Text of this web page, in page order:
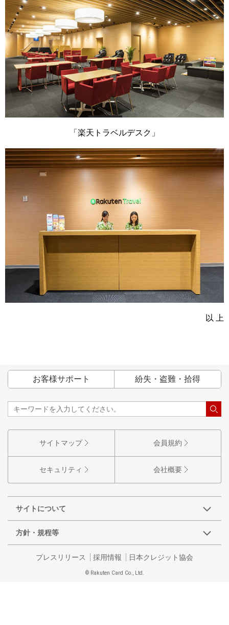
「楽天トラベルデスク」
以 上
お客様サポート 紛失・盗難・拾得
サイトマップ 会員規約
セキュリティ 会社概要
サイトについて
方針・規程等
プレスリリース 採用情報 日本クレジット協会
© Rakuten Card Co., Ltd.